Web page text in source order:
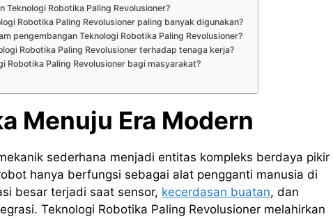
Teknologi Robotika Paling Revolusioner?
Robotika Paling Revolusioner paling banyak digunakan?
pengembangan Teknologi Robotika Paling Revolusioner?
Robotika Paling Revolusioner terhadap tenaga kerja?
Robotika Paling Revolusioner bagi masyarakat?
Menuju Era Modern
sederhana menjadi entitas kompleks berdaya pikir
hanya berfungsi sebagai alat pengganti manusia di
besar terjadi saat sensor, kecerdasan buatan, dan
Teknologi Robotika Paling Revolusioner melahirkan